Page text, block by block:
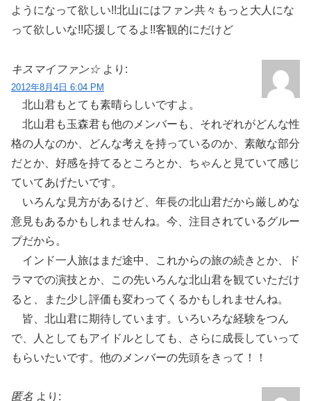
ようになって欲しい!!北山にはファン共々もっと大人にな
って欲しいな!!応援してるよ!!客観的にだけど
キスマイファン☆ より:
2012年8月4日 6:04 PM
北山君もとても素晴らしいですよ。
北山君も玉森君も他のメンバーも、それぞれがどんな性
格の人なのか、どんな考えを持っているのか、素敵な部分
だとか、好感を持てるところとか、ちゃんと見ていて感じ
ていてあげたいです。
いろんな見方があるけど、年長の北山君だから厳しめな
意見もあるかもしれませんね。今、注目されているグルー
プだから。
インド一人旅はまだ途中、これからの旅の続きとか、ド
ラマでの演技とか、この先いろんな北山君を観ていただけ
ると、また少し評価も変わってくるかもしれませんね。
皆、北山君に期待しています。いろいろな経験をつん
で、人としてもアイドルとしても、さらに成長していって
もらいたいです。他のメンバーの先頭をきって！！
匿名 より: